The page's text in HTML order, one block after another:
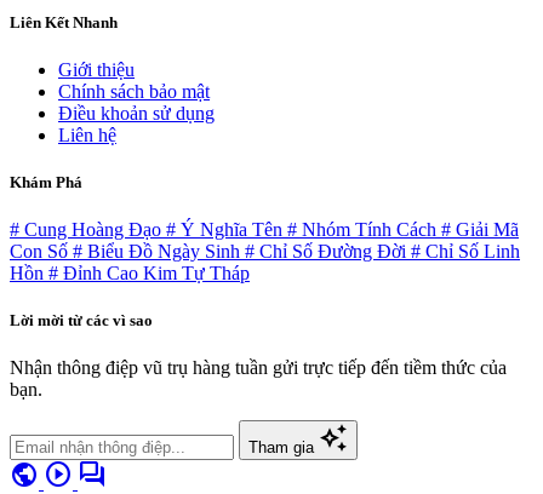
Liên Kết Nhanh
Giới thiệu
Chính sách bảo mật
Điều khoản sử dụng
Liên hệ
Khám Phá
# Cung Hoàng Đạo # Ý Nghĩa Tên # Nhóm Tính Cách # Giải Mã
Con Số # Biểu Đồ Ngày Sinh # Chỉ Số Đường Đời # Chỉ Số Linh
Hồn # Đỉnh Cao Kim Tự Tháp
Lời mời từ các vì sao
Nhận thông điệp vũ trụ hàng tuần gửi trực tiếp đến tiềm thức của
bạn.
Tham gia auto_awesome
public play_circle forum